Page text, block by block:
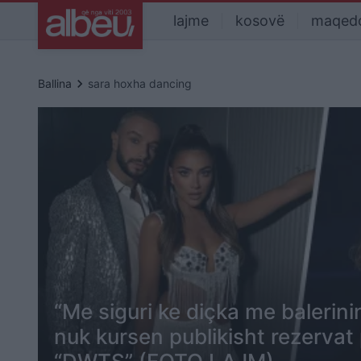
lajme kosovë
Ballina keyboard_arrow_right sara hoxha dancing
“Me siguri ke diçka me
nuk kursen publikisht rezervat